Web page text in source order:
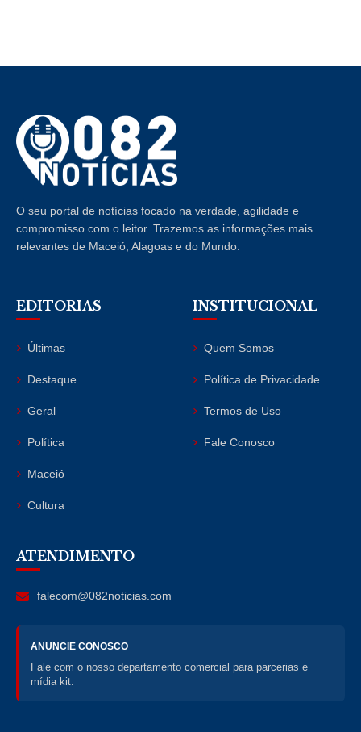
O seu portal de notícias focado na verdade, agilidade e
compromisso com o leitor. Trazemos as informações mais
relevantes de Maceió, Alagoas e do Mundo.
EDITORIAS
Últimas
Destaque
Geral
Política
Maceió
Cultura
INSTITUCIONAL
Quem Somos
Política de Privacidade
Termos de Uso
Fale Conosco
ATENDIMENTO
falecom@082noticias.com
ANUNCIE CONOSCO
Fale com o nosso departamento comercial para parcerias e
mídia kit.